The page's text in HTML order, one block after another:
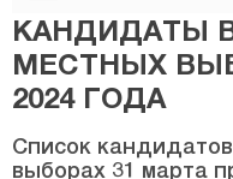
ОРТА
ШАБАНОЗУ
Саджак
КАНДИДАТЫ
МЕСТНЫХ
2024 ГОДА
Список
выборах 31 марта